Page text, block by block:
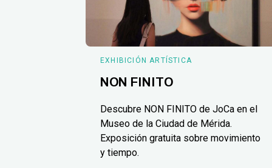
EXHIBICIÓN ARTÍSTICA
NON FINITO
Descubre NON FINITO de JoCa en el
Museo de la Ciudad de Mérida.
Exposición gratuita sobre movimiento
y tiempo.